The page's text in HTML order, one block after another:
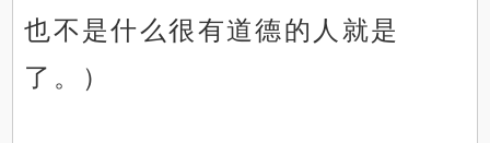
也不是什么很有道德的人就是
了。）